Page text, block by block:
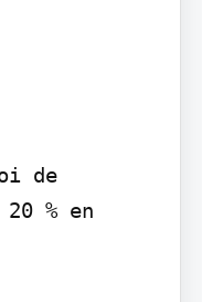
de
% en